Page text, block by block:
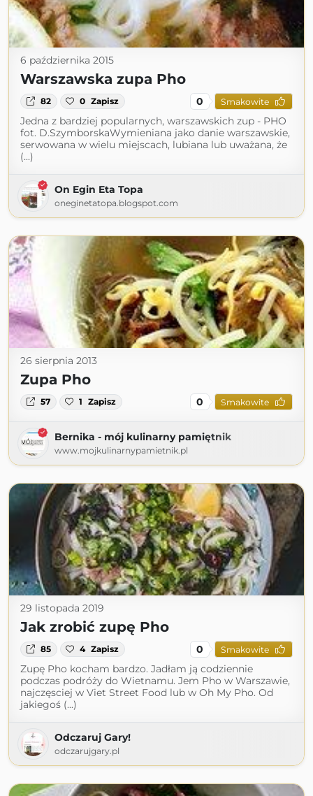
6 października 2015
Warszawska zupa Pho
82 0 Zapisz 0 Smakowite
Jedna z bardziej popularnych, warszawskich zup - PHO
fot. D.SzymborskaWymieniana jako danie warszawskie,
serwowana w wielu miejscach, lubiana lub uważana, że
(...)
On Egin Eta Topa
oneginetatopa.blogspot.com
26 sierpnia 2013
Zupa Pho
57 1 Zapisz 0 Smakowite
Bernika - mój kulinarny pamiętnik
www.mojkulinarnypamietnik.pl
29 listopada 2019
Jak zrobić zupę Pho
85 4 Zapisz 0 Smakowite
Zupę Pho kocham bardzo. Jadłam ją codziennie
podczas podróży do Wietnamu. Jem Pho w Warszawie,
najczęsciej w Viet Street Food lub w Oh My Pho. Od
jakiegoś (...)
Odczaruj Gary!
odczarujgary.pl